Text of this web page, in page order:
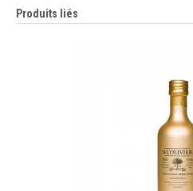
Produits liés